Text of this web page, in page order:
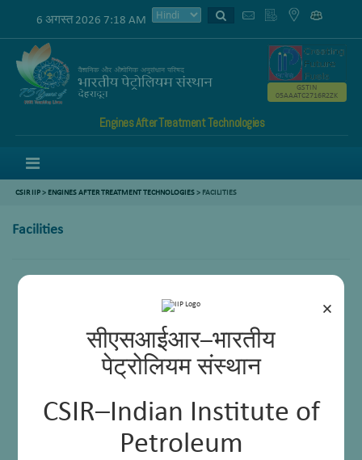
×
सीएसआईआर–भारतीय
पेट्रोलियम संस्थान
CSIR–Indian Institute of
Petroleum
6 अगस्त 2026 7:18 AM
Engines After Treatment Technologies
GSTIN
05AAATC2716R2ZK
CSIR IIP> ENGINES AFTER TREATMENT TECHNOLOGIES> FACILITIES
Facilities